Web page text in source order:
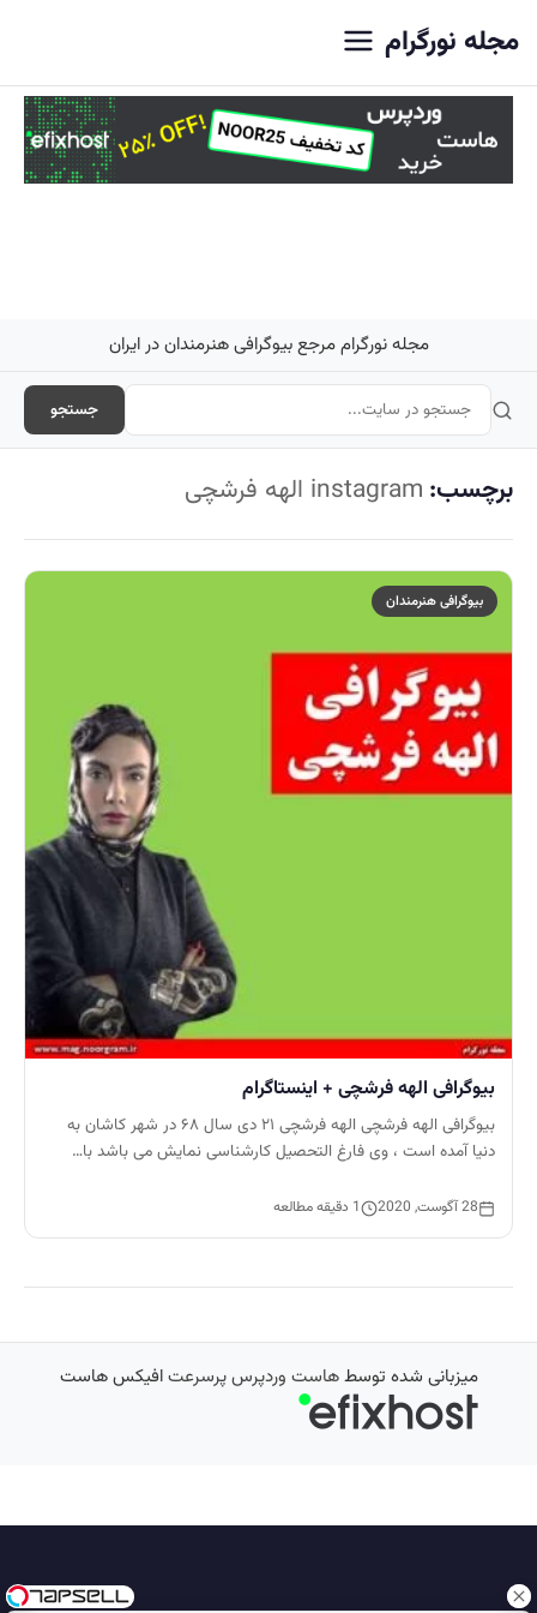
مجله نورگرام
مجله نورگرام مرجع بیوگرافی هنرمندان در ایران
جستجو
برچسب: instagram الهه فرشچی
بیوگرافی هنرمندان
بیوگرافی الهه فرشچی + اینستاگرام
بیوگرافی الهه فرشچی الهه فرشچی ۲۱ دی سال ۶۸ در شهر کاشان به
دنیا آمده است ، وی فارغ التحصیل کارشناسی نمایش می باشد با…
28 آگوست, 2020 1 دقیقه مطالعه
میزبانی شده توسطهاست وردپرس پرسرعتافیکس هاست